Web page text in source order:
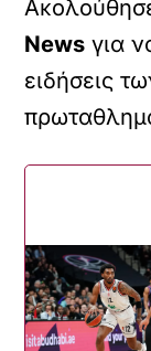
News για
ειδήσεις